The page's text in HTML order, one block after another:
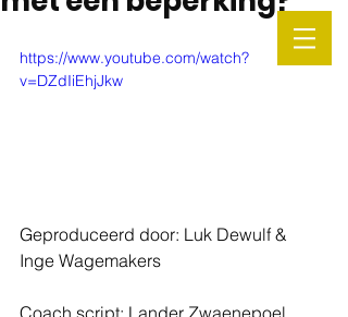
https://www.youtube.com/watch?
v=DZdIiEhjJkw
Geproduceerd door: Luk Dewulf &
Inge Wagemakers
Coach script: Lander Zwaenepoel